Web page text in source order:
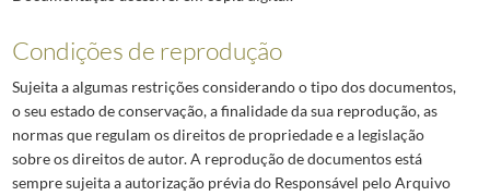
Condições de reprodução
Sujeita a algumas restrições considerando o tipo dos documentos,
o seu estado de conservação, a finalidade da sua reprodução, as
normas que regulam os direitos de propriedade e a legislação
sobre os direitos de autor. A reprodução de documentos está
sempre sujeita a autorização prévia do Responsável pelo Arquivo